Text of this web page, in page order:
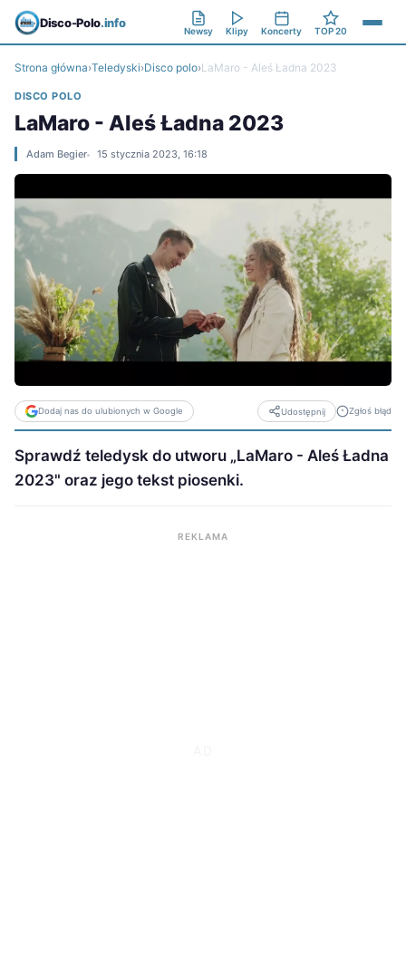
Disco-Polo.info
Newsy Klipy Koncerty TOP 20
Strona główna›Teledyski›Disco polo›LaMaro - Aleś Ładna 2023
DISCO POLO
LaMaro - Aleś Ładna 2023
Adam Begier 15 stycznia 2023, 16:18
Dodaj nas do ulubionych w Google Udostępnij Zgłoś błąd
Sprawdź teledysk do utworu „LaMaro - Aleś Ładna
2023" oraz jego tekst piosenki.
REKLAMA